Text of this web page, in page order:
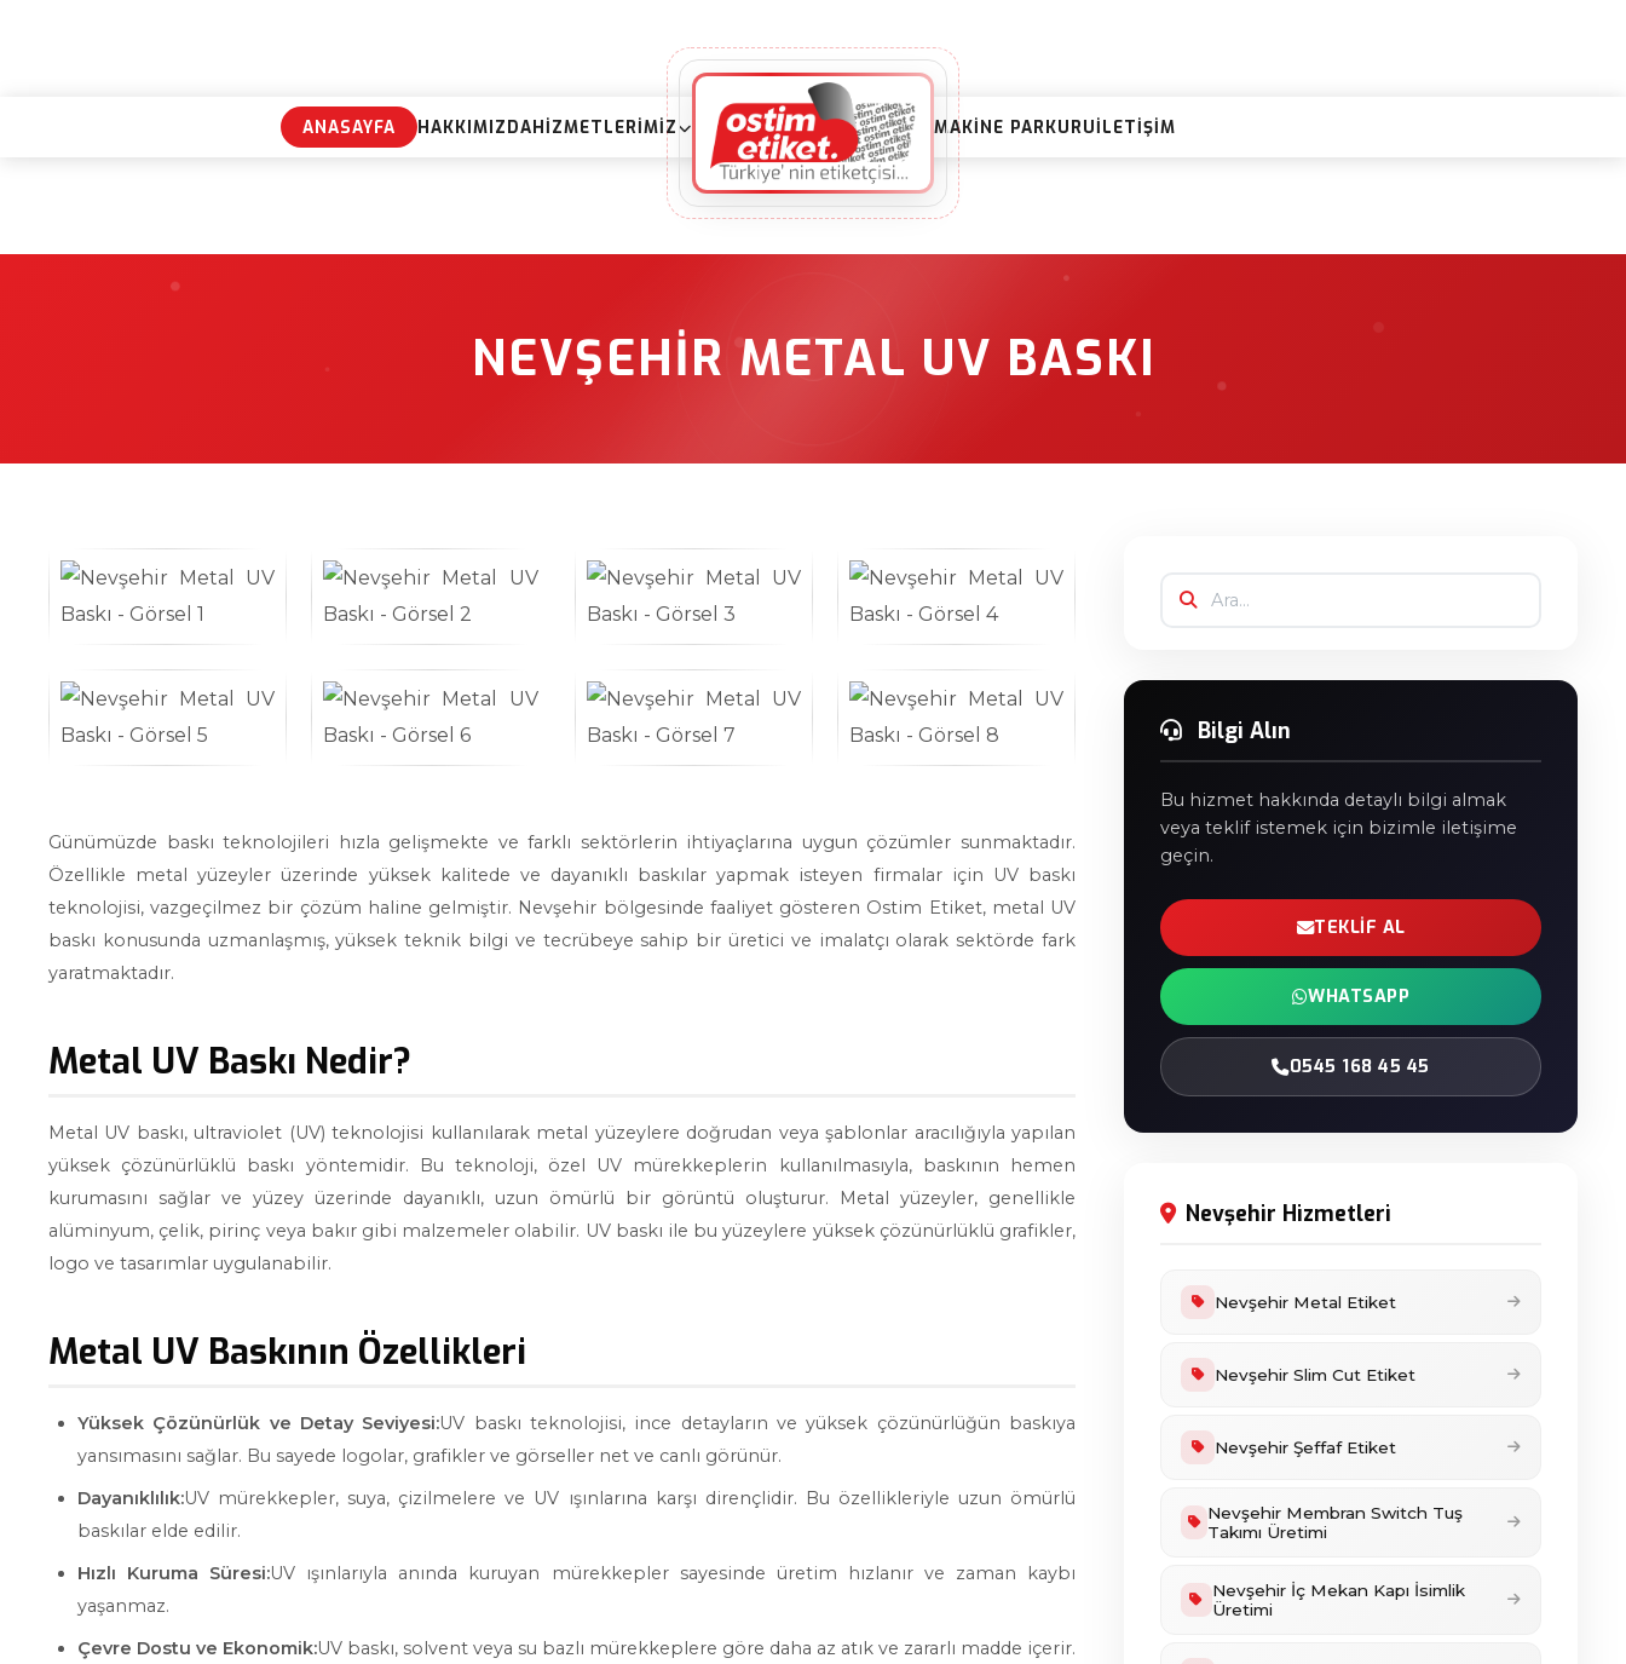
ANASAYFA HAKKIMIZDAHIZMETLERIMIZ MAKINE PARKURUİLETIŞIM
NEVŞEHIR METAL UV BASKI
Günümüzde baskı teknolojileri hızla gelişmekte ve farklı sektörlerin ihtiyaçlarına uygun çözümler sunmaktadır.
Özellikle metal yüzeyler üzerinde yüksek kalitede ve dayanıklı baskılar yapmak isteyen firmalar için UV baskı
teknolojisi, vazgeçilmez bir çözüm haline gelmiştir. Nevşehir bölgesinde faaliyet gösteren Ostim Etiket, metal UV
baskı konusunda uzmanlaşmış, yüksek teknik bilgi ve tecrübeye sahip bir üretici ve imalatçı olarak sektörde fark
yaratmaktadır.
Metal UV Baskı Nedir?
Metal UV baskı, ultraviolet (UV) teknolojisi kullanılarak metal yüzeylere doğrudan veya şablonlar aracılığıyla yapılan
yüksek çözünürlüklü baskı yöntemidir. Bu teknoloji, özel UV mürekkeplerin kullanılmasıyla, baskının hemen
kurumasını sağlar ve yüzey üzerinde dayanıklı, uzun ömürlü bir görüntü oluşturur. Metal yüzeyler, genellikle
alüminyum, çelik, pirinç veya bakır gibi malzemeler olabilir. UV baskı ile bu yüzeylere yüksek çözünürlüklü grafikler,
logo ve tasarımlar uygulanabilir.
Metal UV Baskının Özellikleri
Yüksek Çözünürlük ve Detay Seviyesi:UV baskı teknolojisi, ince detayların ve yüksek çözünürlüğün baskıya
yansımasını sağlar. Bu sayede logolar, grafikler ve görseller net ve canlı görünür.
Dayanıklılık:UV mürekkepler, suya, çizilmelere ve UV ışınlarına karşı dirençlidir. Bu özellikleriyle uzun ömürlü
baskılar elde edilir.
Hızlı Kuruma Süresi:UV ışınlarıyla anında kuruyan mürekkepler sayesinde üretim hızlanır ve zaman kaybı
yaşanmaz.
Çevre Dostu ve Ekonomik:UV baskı, solvent veya su bazlı mürekkeplere göre daha az atık ve zararlı madde içerir.
Bilgi Alın
Bu hizmet hakkında detaylı bilgi almak
veya teklif istemek için bizimle iletişime
geçin.
TEKLIF AL
WHATSAPP
0545 168 45 45
Nevşehir Hizmetleri
Nevşehir Metal Etiket
Nevşehir Slim Cut Etiket
Nevşehir Şeffaf Etiket
Nevşehir Membran Switch Tuş
Takımı Üretimi
Nevşehir İç Mekan Kapı İsimlik
Üretimi